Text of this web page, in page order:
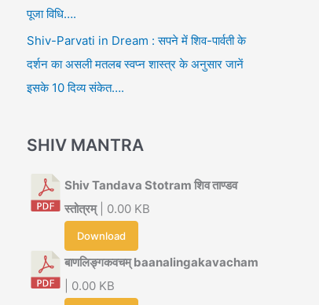
पूजा विधि….
Shiv-Parvati in Dream : सपने में शिव-पार्वती के
दर्शन का असली मतलब स्वप्न शास्त्र के अनुसार जानें
इसके 10 दिव्य संकेत….
SHIV MANTRA
Shiv Tandava Stotram शिव ताण्डव
स्तोत्रम्| 0.00 KB
Download
बाणलिङ्गकवचम् baanalingakavacham
| 0.00 KB